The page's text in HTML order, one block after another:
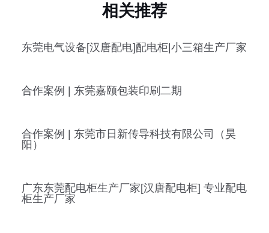
相关推荐
东莞电气设备[汉唐配电]配电柜|小三箱生产厂家
合作案例 | 东莞嘉颐包装印刷二期
合作案例 | 东莞市日新传导科技有限公司（昊
阳）
广东东莞配电柜生产厂家[汉唐配电柜] 专业配电
柜生产厂家